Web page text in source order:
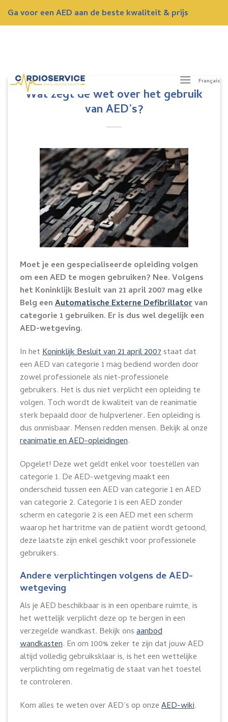
Ga voor een AED aan de beste kwaliteit & prijs
Français
Wat zegt de wet over het gebruik
van AED’s?
Moet je een gespecialiseerde opleiding volgen
om een AED te mogen gebruiken? Nee. Volgens
het Koninklijk Besluit van 21 april 2007 mag elke
Belg eenAutomatische Externe Defibrillatorvan
categorie 1 gebruiken. Er is dus wel degelijk een
AED-wetgeving.
In hetKoninklijk Besluit van 21 april 2007staat dat
een AED van categorie 1 mag bediend worden door
zowel professionele als niet-professionele
gebruikers. Het is dus niet verplicht een opleiding te
volgen. Toch wordt de kwaliteit van de reanimatie
sterk bepaald door de hulpverlener. Een opleiding is
dus onmisbaar. Mensen redden mensen. Bekijk al onze
reanimatie en AED-opleidingen.
Opgelet! Deze wet geldt enkel voor toestellen van
categorie 1. De AED-wetgeving maakt een
onderscheid tussen een AED van categorie 1 en AED
van categorie 2. Categorie 1 is een AED zonder
scherm en categorie 2 is een AED met een scherm
waarop het hartritme van de patiënt wordt getoond,
deze laatste zijn enkel geschikt voor professionele
gebruikers.
Andere verplichtingen volgens de AED-
wetgeving
Als je AED beschikbaar is in een openbare ruimte, is
het wettelijk verplicht deze op te bergen in een
verzegelde wandkast. Bekijk onsaanbod
wandkasten. En om 100% zeker te zijn dat jouw AED
altijd volledig gebruiksklaar is, is het een wettelijke
verplichting om regelmatig de staat van het toestel
te controleren.
Kom alles te weten over AED’s op onzeAED-wiki.